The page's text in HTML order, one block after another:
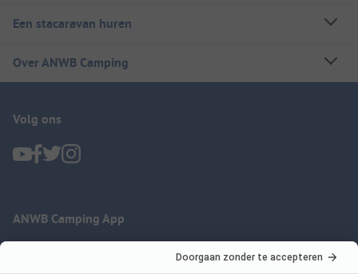
Een stacaravan huren
Over ANWB Camping
Volg ons
ANWB Camping App